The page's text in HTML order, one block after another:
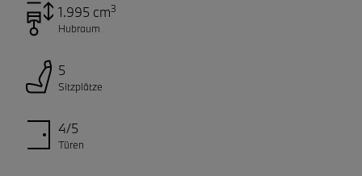
1.995 cm3
Hubraum
5
Sitzplätze
4/5
Türen